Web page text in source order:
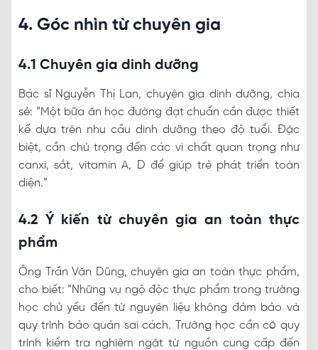
4. Góc nhìn từ chuyên gia
4.1 Chuyên gia dinh dưỡng
Bác sĩ Nguyễn Thị Lan, chuyên gia dinh dưỡng, chia
sẻ: “Một bữa ăn học đường đạt chuẩn cần được thiết
kế dựa trên nhu cầu dinh dưỡng theo độ tuổi. Đặc
biệt, cần chú trọng đến các vi chất quan trọng như
canxi, sắt, vitamin A, D để giúp trẻ phát triển toàn
diện.”
4.2 Ý kiến từ chuyên gia an toàn thực
phẩm
Ông Trần Văn Dũng, chuyên gia an toàn thực phẩm,
cho biết: “Những vụ ngộ độc thực phẩm trong trường
học chủ yếu đến từ nguyên liệu không đảm bảo và
quy trình bảo quản sai cách. Trường học cần có quy
trình kiểm tra nghiêm ngặt từ nguồn cung cấp đến